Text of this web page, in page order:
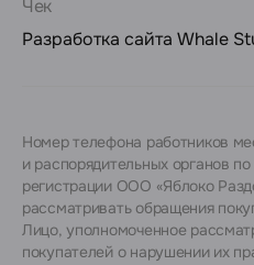
Чек
Разработка сайта Whale
Номер телефона работников
и распорядительных органов
регистрации ООО «Яблоко
рассматривать обращения
Лицо, уполномоченное
покупателей о нарушении их